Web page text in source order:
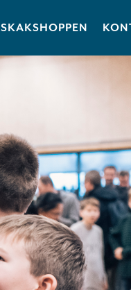
SKAKSHOPPEN